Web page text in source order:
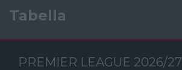
Tabella
PREMIER LEAGUE 2026/27